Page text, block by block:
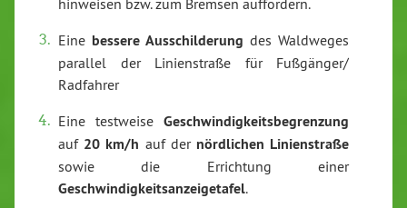
Eine bessere Ausschilderung des Waldweges
parallel der Linienstraße für Fußgänger/
Radfahrer
Eine testweise Geschwindigkeitsbegrenzung
auf20 km/h auf dernördlichen Linienstraße
sowie die Errichtung einer
Geschwindigkeitsanzeigetafel.